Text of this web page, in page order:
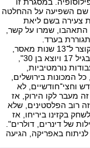
שם השפיעה על ההחלטה
צעירה בשם ליאת
התאהבו, שמרו על קשר,
בערד.
בפברואר 1999, יום לפני יום הולדתו ה־30 ולאחר שעונשו קוצר ל־13 שנות מאסר,
אברג'יל שוחרר. "המצב הכלכלי (שלי היה) של אסיר שנכנס בגיל 17 ויוצא בן 30",
נורמטיביות,
המכונות בירושלים,
וחצי־חודשיים, לא
מעבר לקו הירוק, אז
רוב הפלסטינים, שלא
בקזינו ביריחו, אז
של דינרים, דולרים".
באפריקה, הגיעה